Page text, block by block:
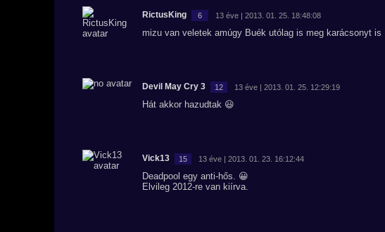
RictusKing 6 13 éve | 2013. 01. 25. 18:48:08
mizu van veletek amúgy Buék utólag is meg karácsonyt is
Devil May Cry 3 12 13 éve | 2013. 01. 25. 12:29:19
Hát akkor hazudtak 😃
Vick13 15 13 éve | 2013. 01. 23. 16:12:44
Deadpool egy anti-hős. 😀
Elvileg 2012-re van kiírva.